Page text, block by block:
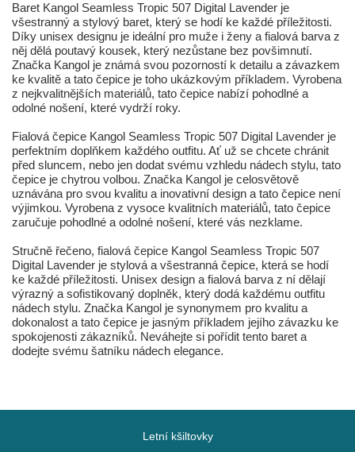
Baret Kangol Seamless Tropic 507 Digital Lavender je
všestranný a stylový baret, který se hodí ke každé příležitosti.
Díky unisex designu je ideální pro muže i ženy a fialová barva z
něj dělá poutavý kousek, který nezůstane bez povšimnutí.
Značka Kangol je známá svou pozorností k detailu a závazkem
ke kvalitě a tato čepice je toho ukázkovým příkladem. Vyrobena
z nejkvalitnějších materiálů, tato čepice nabízí pohodlné a
odolné nošení, které vydrží roky.
Fialová čepice Kangol Seamless Tropic 507 Digital Lavender je
perfektním doplňkem každého outfitu. Ať už se chcete chránit
před sluncem, nebo jen dodat svému vzhledu nádech stylu, tato
čepice je chytrou volbou. Značka Kangol je celosvětově
uznávána pro svou kvalitu a inovativní design a tato čepice není
výjimkou. Vyrobena z vysoce kvalitních materiálů, tato čepice
zaručuje pohodlné a odolné nošení, které vás nezklame.
Stručně řečeno, fialová čepice Kangol Seamless Tropic 507
Digital Lavender je stylová a všestranná čepice, která se hodí
ke každé příležitosti. Unisex design a fialová barva z ní dělají
výrazný a sofistikovaný doplněk, který dodá každému outfitu
nádech stylu. Značka Kangol je synonymem pro kvalitu a
dokonalost a tato čepice je jasným příkladem jejího závazku ke
spokojenosti zákazníků. Neváhejte si pořídit tento baret a
dodejte svému šatníku nádech elegance.
Letní kšiltovky